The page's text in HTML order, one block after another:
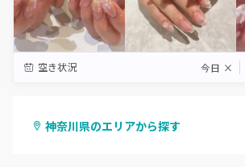
空き状況 今日 ×
神奈川県のエリアから探す